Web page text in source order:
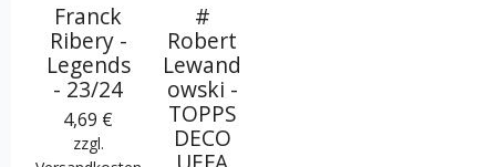
Franck
Ribery -
Legends
- 23/24
4,69 €
zzgl.
#
Robert
Lewand
owski -
TOPPS
DECO